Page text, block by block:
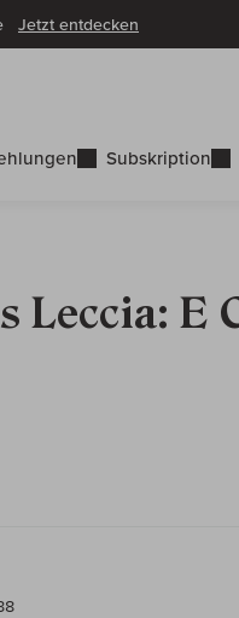
Jetzt entdecken
Subskription
Leccia: E